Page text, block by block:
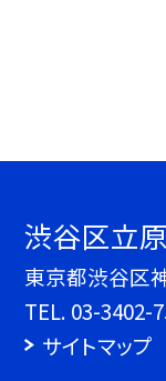
渋谷区立
東京都渋谷区
TEL. 03-3402-
サイトマップ